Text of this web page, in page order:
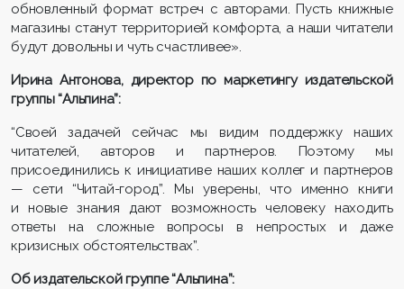
обновленный формат встреч с авторами. Пусть книжные
магазины станут территорией комфорта, а наши читатели
будут довольны и чуть счастливее».
Ирина Антонова, директор по маркетингу издательской
группы “Альпина”:
“Своей задачей сейчас мы видим поддержку наших
читателей, авторов и партнеров. Поэтому мы
присоединились к инициативе наших коллег и партнеров
— сети “Читай-город”. Мы уверены, что именно книги
и новые знания дают возможность человеку находить
ответы на сложные вопросы в непростых и даже
кризисных обстоятельствах”.
Об издательской группе “Альпина”: